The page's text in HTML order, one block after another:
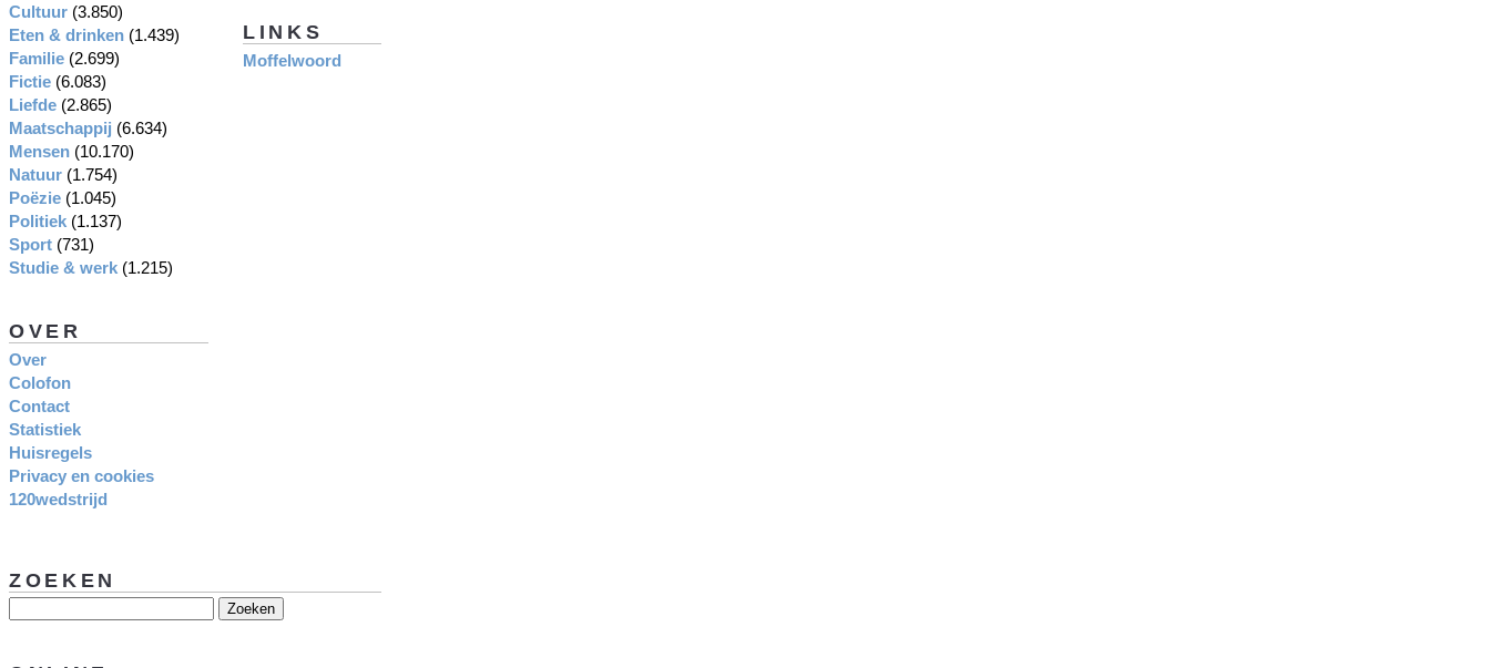
LINKS
Moffelwoord
Cultuur (3.850)
Eten & drinken (1.439)
Familie (2.699)
Fictie (6.083)
Liefde (2.865)
Maatschappij (6.634)
Mensen (10.170)
Natuur (1.754)
Poëzie (1.045)
Politiek (1.137)
Sport (731)
Studie & werk (1.215)
OVER
Over
Colofon
Contact
Statistiek
Huisregels
Privacy en cookies
120wedstrijd
ZOEKEN